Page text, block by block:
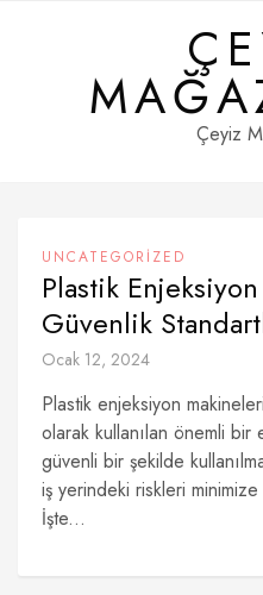
Çeyiz
UNCATEGORIZED
Plastik
Güvenlik
Ocak 12, 2024
Plastik enjeksiyon
olarak kullanılan önemli bir
güvenli bir şekilde
iş yerindeki riskleri
İşte...